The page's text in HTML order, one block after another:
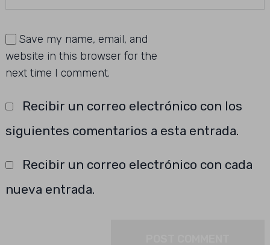
Save my name, email, and
website in this browser for the
next time I comment.
Recibir un correo electrónico con los
siguientes comentarios a esta entrada.
Recibir un correo electrónico con cada
nueva entrada.